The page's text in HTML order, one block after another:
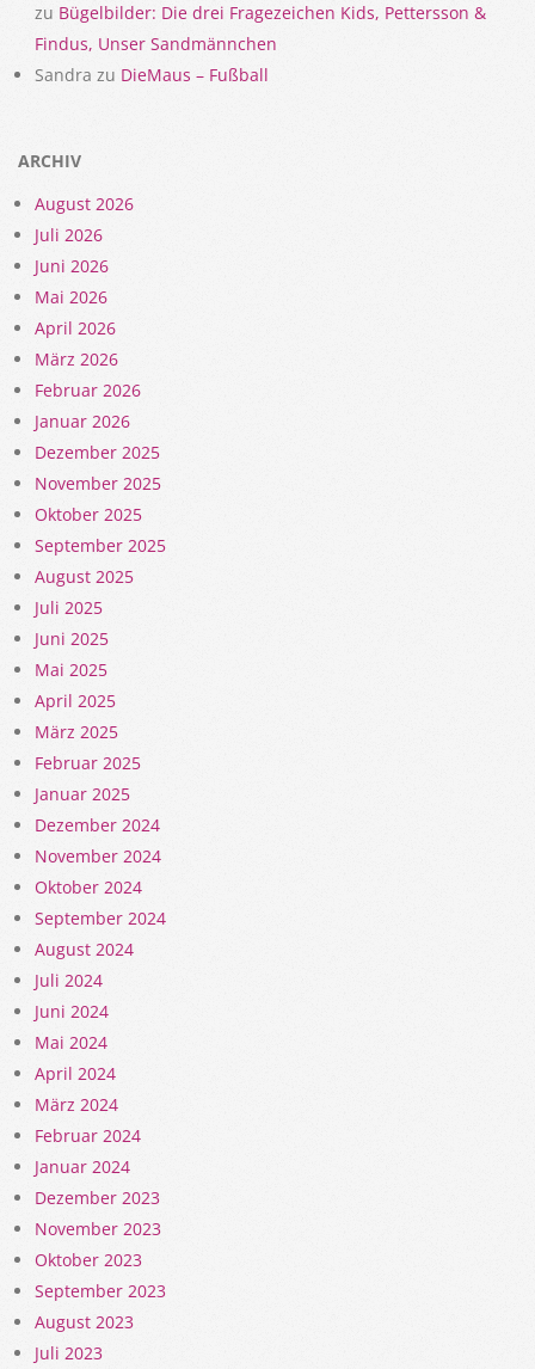
zu Bügelbilder: Die drei Fragezeichen Kids, Pettersson &
Findus, Unser Sandmännchen
Sandra zu DieMaus – Fußball
ARCHIV
August 2026
Juli 2026
Juni 2026
Mai 2026
April 2026
März 2026
Februar 2026
Januar 2026
Dezember 2025
November 2025
Oktober 2025
September 2025
August 2025
Juli 2025
Juni 2025
Mai 2025
April 2025
März 2025
Februar 2025
Januar 2025
Dezember 2024
November 2024
Oktober 2024
September 2024
August 2024
Juli 2024
Juni 2024
Mai 2024
April 2024
März 2024
Februar 2024
Januar 2024
Dezember 2023
November 2023
Oktober 2023
September 2023
August 2023
Juli 2023